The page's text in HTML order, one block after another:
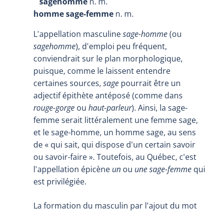
homme sage-femme n. m.
L'appellation masculinesage-homme(ou
sagehomme), d'emploi peu fréquent,
conviendrait sur le plan morphologique,
puisque, comme le laissent entendre
certaines sources, sage pourrait être un
adjectif épithète antéposé (comme dans
rouge-gorge ou haut-parleur). Ainsi, la sage-
femme serait littéralement une femme sage,
et le sage-homme, un homme sage, au sens
de « qui sait, qui dispose d'un certain savoir
ou savoir-faire ». Toutefois, au Québec, c'est
l'appellation épicène un ou une sage-femme qui
est privilégiée.
La formation du masculin par l'ajout du mot